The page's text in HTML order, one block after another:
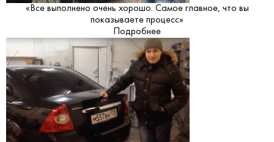
«Все выполнено очень хорошо. Самое главное, что вы
показываете процесс»
Подробнее